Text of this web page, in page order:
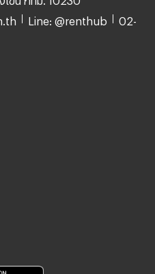
Line: @renthub 02-